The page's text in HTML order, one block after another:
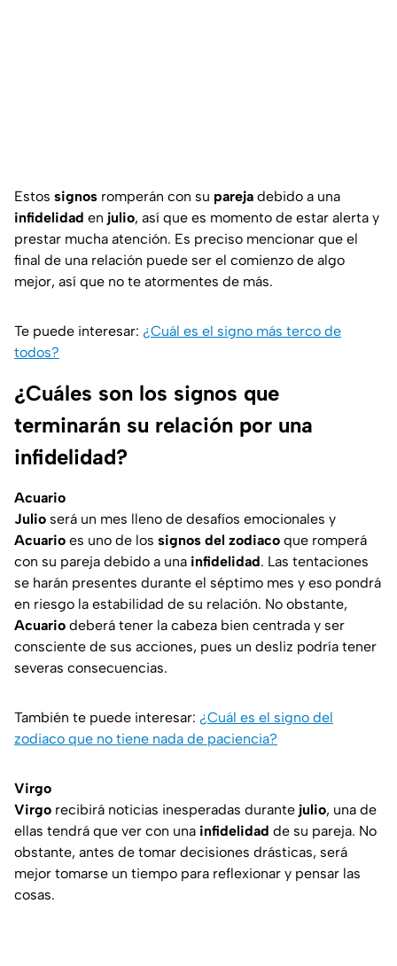
Estos signos romperán con su pareja debido a una
infidelidad en julio, así que es momento de estar alerta y
prestar mucha atención. Es preciso mencionar que el
final de una relación puede ser el comienzo de algo
mejor, así que no te atormentes de más.
Te puede interesar: ¿Cuál es el signo más terco de
todos?
¿Cuáles son los signos que
terminarán su relación por una
infidelidad?
Acuario
Julio será un mes lleno de desafíos emocionales y
Acuario es uno de los signos del zodiaco que romperá
con su pareja debido a una infidelidad. Las tentaciones
se harán presentes durante el séptimo mes y eso pondrá
en riesgo la estabilidad de su relación. No obstante,
Acuario deberá tener la cabeza bien centrada y ser
consciente de sus acciones, pues un desliz podría tener
severas consecuencias.
También te puede interesar: ¿Cuál es el signo del
zodiaco que no tiene nada de paciencia?
Virgo
Virgo recibirá noticias inesperadas durante julio, una de
ellas tendrá que ver con una infidelidad de su pareja. No
obstante, antes de tomar decisiones drásticas, será
mejor tomarse un tiempo para reflexionar y pensar las
cosas.